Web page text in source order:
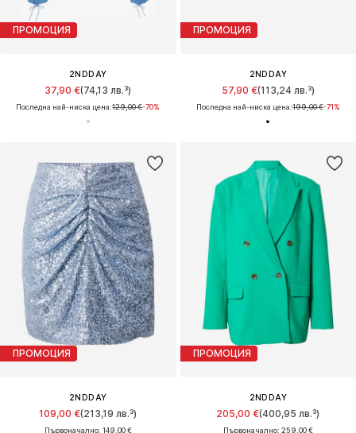
ПРОМОЦИЯ
2NDDAY
37,90 €(74,13 лв.³)
Последна най-ниска цена:129,00 €-70%
ПРОМОЦИЯ
2NDDAY
57,90 €(113,24 лв.³)
Последна най-ниска цена:199,00 €-71%
ПРОМОЦИЯ
2NDDAY
109,00 €(213,19 лв.³)
Първоначално: 149,00 €
ПРОМОЦИЯ
2NDDAY
205,00 €(400,95 лв.³)
Първоначално: 259,00 €